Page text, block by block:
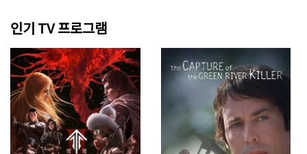
인기 TV 프로그램